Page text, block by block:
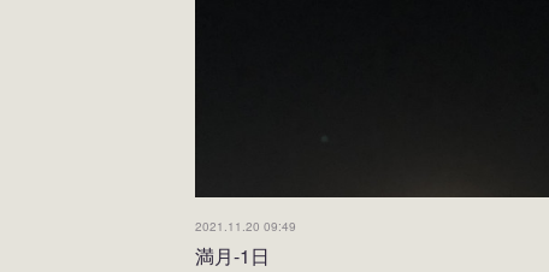
2021.11.20 09:49
満月-1日